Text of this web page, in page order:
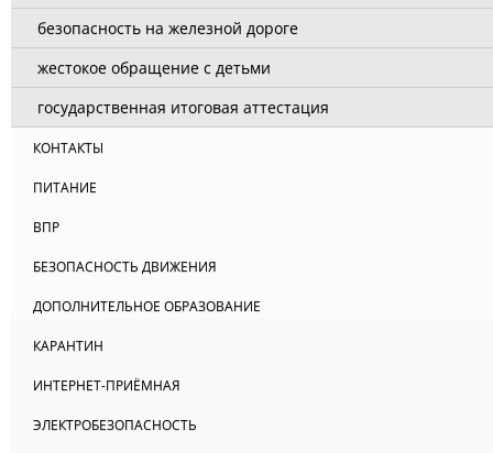
безопасность на железной дороге
жестокое обращение с детьми
государственная итоговая аттестация
КОНТАКТЫ
ПИТАНИЕ
ВПР
БЕЗОПАСНОСТЬ ДВИЖЕНИЯ
ДОПОЛНИТЕЛЬНОЕ ОБРАЗОВАНИЕ
КАРАНТИН
ИНТЕРНЕТ-ПРИЁМНАЯ
ЭЛЕКТРОБЕЗОПАСНОСТЬ